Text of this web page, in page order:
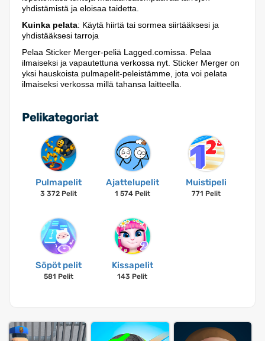
yhdistämistä ja eloisaa taidetta.
Kuinka pelata: Käytä hiirtä tai sormea siirtääksesi ja
yhdistääksesi tarroja
Pelaa Sticker Merger-peliä Lagged.comissa. Pelaa
ilmaiseksi ja vapautettuna verkossa nyt. Sticker Merger on
yksi hauskoista pulmapelit-peleistämme, jota voi pelata
ilmaiseksi verkossa millä tahansa laitteella.
Pelikategoriat
Pulmapelit
3 372 Pelit
Ajattelupelit
1 574 Pelit
Muistipeli
771 Pelit
Söpöt pelit
581 Pelit
Kissapelit
143 Pelit